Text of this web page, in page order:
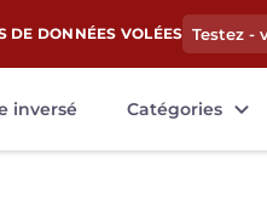
DE DONNÉES VOLÉES Testez -
inversé Catégories